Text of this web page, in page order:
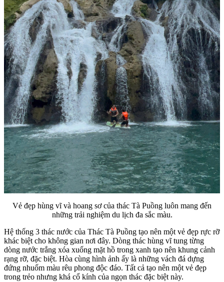
Vẻ đẹp hùng vĩ và hoang sơ của thác Tà Puồng luôn mang đến
những trải nghiệm du lịch đa sắc màu.
Hệ thống 3 thác nước của Thác Tà Puồng tạo nên một vẻ đẹp rực rỡ
khác biệt cho không gian nơi đây. Dòng thác hùng vĩ tung từng
dòng nước trắng xóa xuống mặt hồ trong xanh tạo nên khung cảnh
rạng rỡ, đặc biệt. Hòa cùng hình ảnh ấy là những vách đá dựng
đứng nhuốm màu rêu phong độc đáo. Tất cả tạo nên một vẻ đẹp
trong trẻo nhưng khá cổ kính của ngọn thác đặc biệt này.